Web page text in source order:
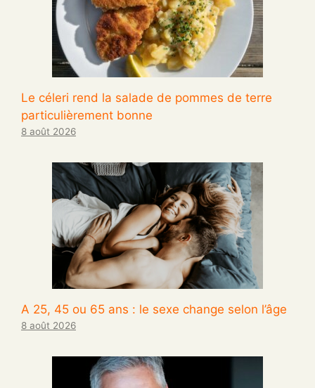
Le céleri rend la salade de pommes de terre
particulièrement bonne
8 août 2026
A 25, 45 ou 65 ans : le sexe change selon l’âge
8 août 2026